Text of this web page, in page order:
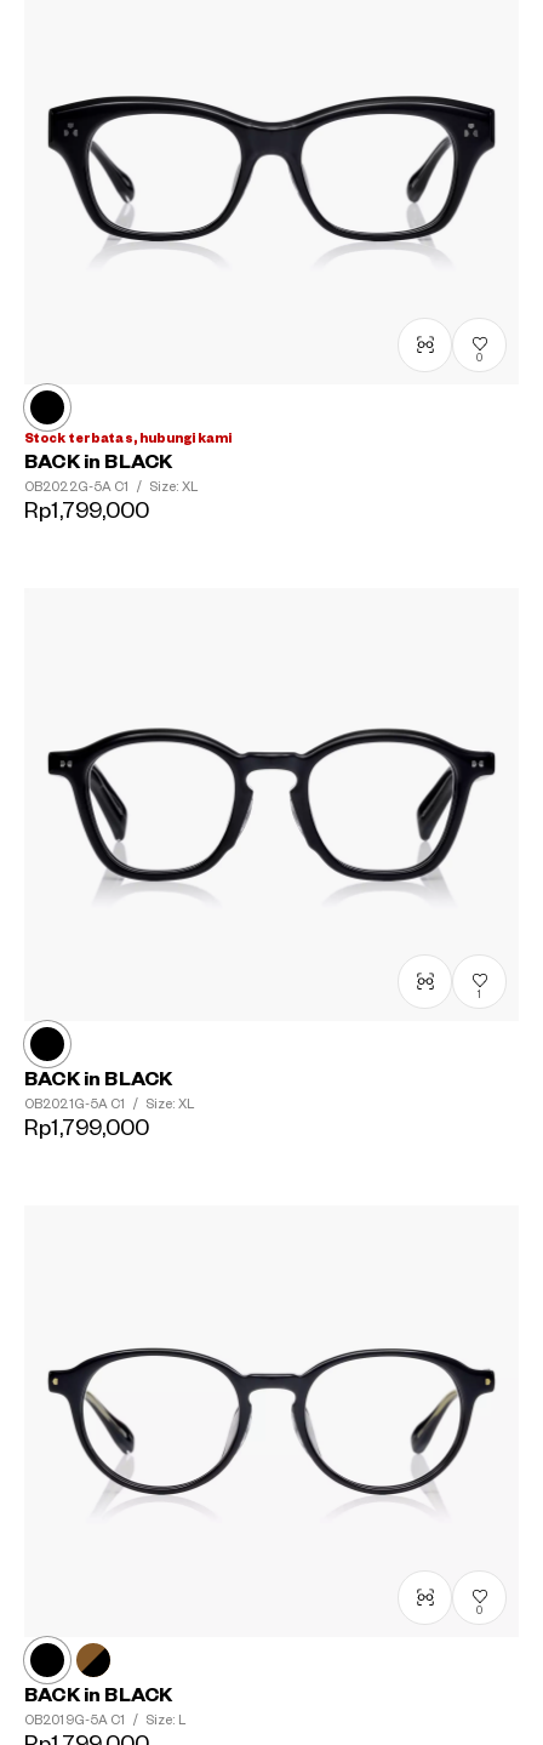
0
Stock terbatas, hubungi kami
BACK in BLACK
OB2022G-5A C1 / Size: XL
Rp1,799,000
1
BACK in BLACK
OB2021G-5A C1 / Size: XL
Rp1,799,000
0
BACK in BLACK
OB2019G-5A C1 / Size: L